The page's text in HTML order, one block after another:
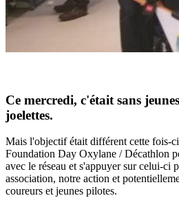
Ce mercredi, c'était sans
joelettes.
Mais l'objectif était différent cette fois-
Foundation Day Oxylane / Décathlon
avec le réseau et s'appuyer sur celui-ci
association, notre action et
coureurs et jeunes pilotes.